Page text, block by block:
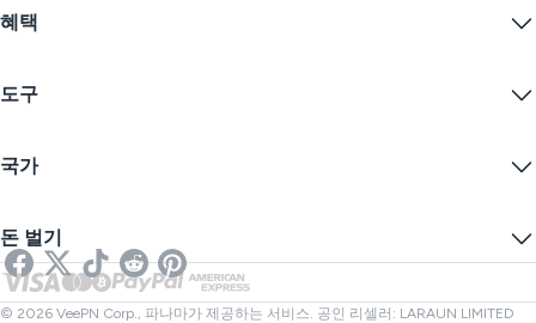
Firefox
무료 VPN
가격
학생 할인
블로그
문의하기
개인정보 보호정책
쿠키 기본 설정
혜택
인터넷 개인정보 보호
익명 IP
스트리밍을 위한 VPN
넷플릭스 VPN
도구
IP 숨기기
온라인 SMS
링크 검사기
파일 검사기
국가
영국 VPN
캐나다 VPN
터키 VPN
돈 벌기
제휴사
© 2026 VeePN Corp., 파나마가 제공하는 서비스. 공인 리셀러: LARAUN LIMITED